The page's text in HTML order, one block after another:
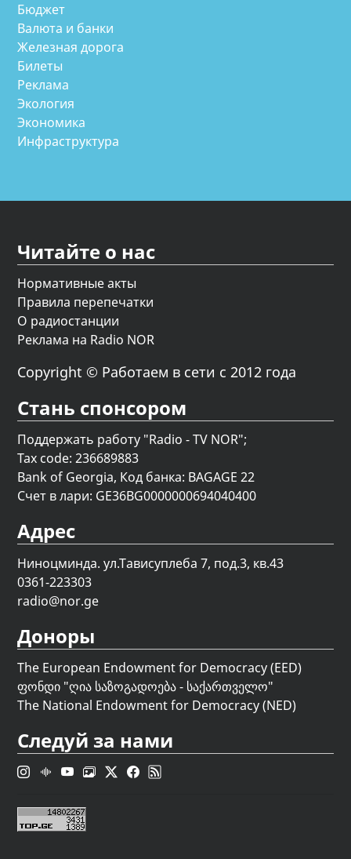
Бюджет
Валюта и банки
Железная дорога
Билеты
Реклама
Экология
Экономика
Инфраструктура
Читайте о нас
Нормативные акты
Правила перепечатки
О радиостанции
Реклама на Radio NOR
Copyright © Работаем в сети с 2012 года
Стань спонсором
Поддержать работу "Radio - TV NOR";
Tax code: 236689883
Bank of Georgia, Код банка: BAGAGE 22
Счет в лари: GE36BG0000000694040400
Адрес
Ниноцминда. ул.Тависуплеба 7, под.3, кв.43
0361-223303
radio@nor.ge
Доноры
The European Endowment for Democracy (EED)
ფონდი "ღია საზოგადოება - საქართველო"
The National Endowment for Democracy (NED)
Следуй за нами